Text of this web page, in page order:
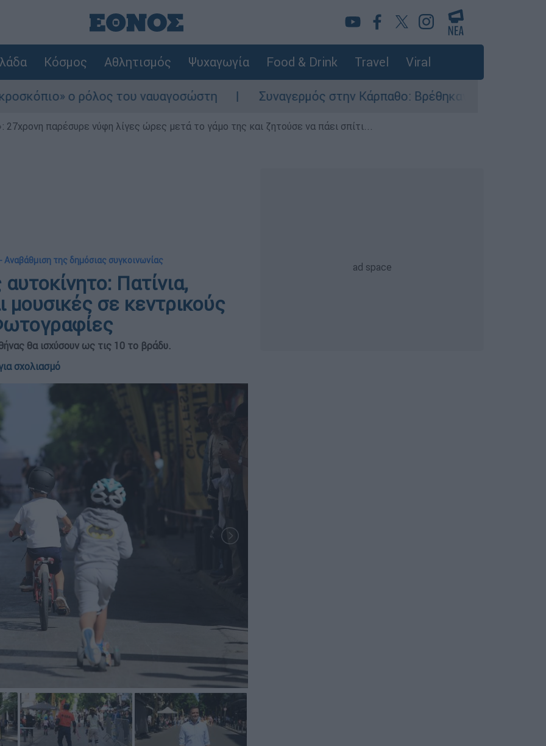
Κόσμος Αθλητισμός Ψυχαγωγία Food & Drink Travel Viral
του ναυαγοσώστη Συναγερμός στην Κάρπαθο: Βρέθηκαν παλιά πυρομαχικά στο
παρέσυρε νύφη λίγες ώρες μετά το γάμο της και ζητούσε να πάει σπίτι...
της δημόσιας συγκοινωνίας
Πατίνια,
μουσικές σε κεντρικούς
θα ισχύσουν ως τις 10 το βράδυ.
σχολιασμό